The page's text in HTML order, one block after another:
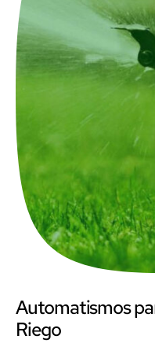
Automatismos
Riego